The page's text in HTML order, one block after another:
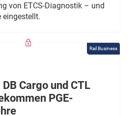
von ETCS-Diagnostik – und
eingestellt.
Rail Business
Cargo und CTL
PGE-